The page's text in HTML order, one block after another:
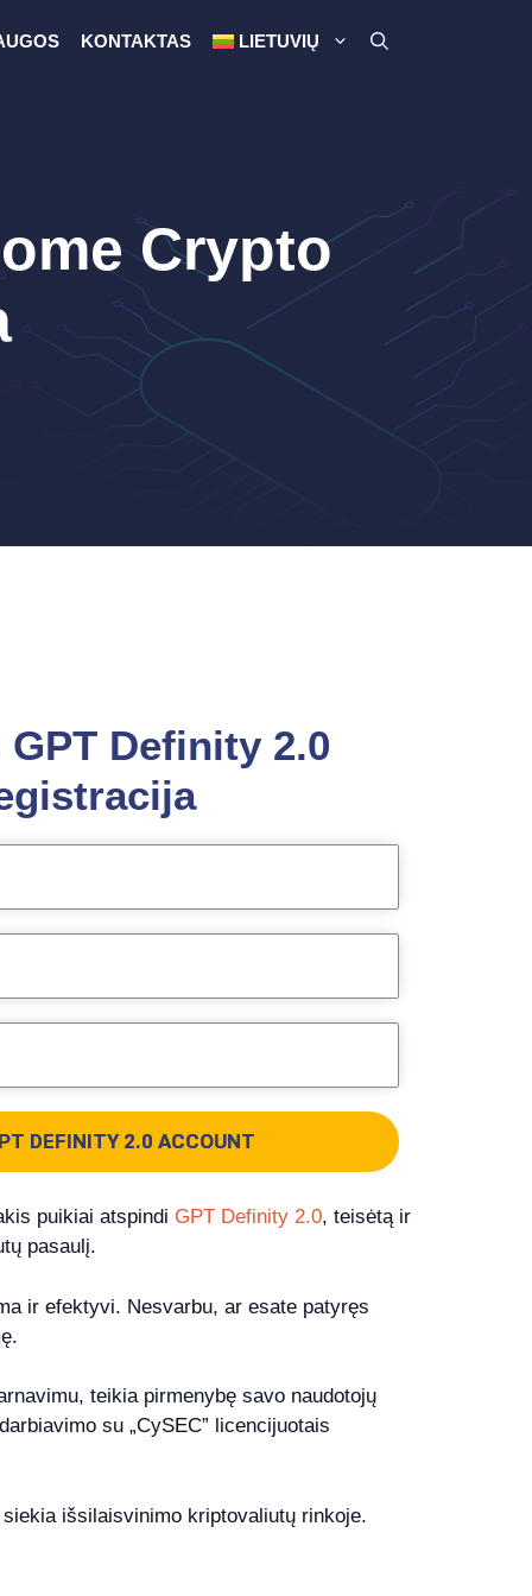
KONTAKTAS LIETUVIŲ
Crypto
GPT Definity 2.0
DEFINITY 2.0 ACCOUNT
puikiai atspindi GPT Definity 2.0, teisėtą ir
pasaulį.
ir efektyvi. Nesvarbu, ar esate patyręs
teikia pirmenybę savo naudotojų
su „CySEC” licencijuotais
išsilaisvinimo kriptovaliutų rinkoje.